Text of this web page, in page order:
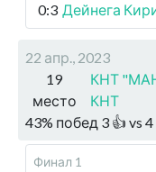
0:3 Дейнега
22 апр., 2023
19
место
КНТ
КНТ
43% побед 3 👍 vs 4
Финал 1